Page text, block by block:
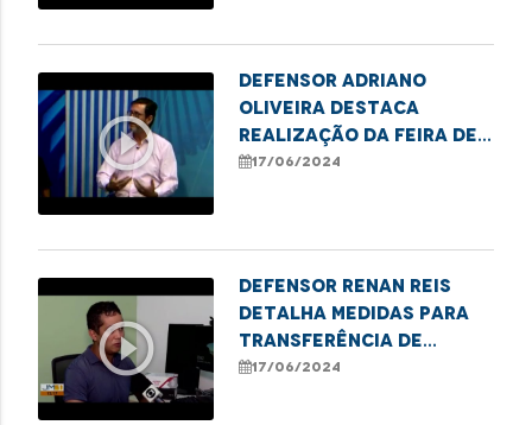
play_circle_outline
Defensor Adriano
Oliveira destaca
realização da Feira de
Empreendedorismo e do
Imperatriz
17/06/2024
play_circle_outline
Defensor Renan Reis
detalha medidas para
transferência de
paciente renal de Codó
17/06/2024